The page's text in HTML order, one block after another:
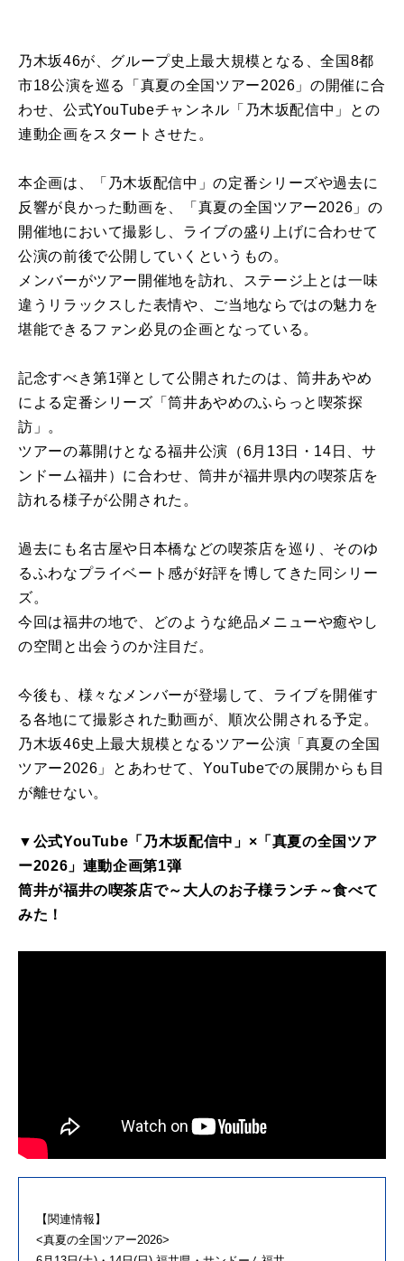
乃木坂46が、グループ史上最大規模となる、全国8都
市18公演を巡る「真夏の全国ツアー2026」の開催に合
わせ、公式YouTubeチャンネル「乃木坂配信中」との
連動企画をスタートさせた。
本企画は、「乃木坂配信中」の定番シリーズや過去に
反響が良かった動画を、「真夏の全国ツアー2026」の
開催地において撮影し、ライブの盛り上げに合わせて
公演の前後で公開していくというもの。
メンバーがツアー開催地を訪れ、ステージ上とは一味
違うリラックスした表情や、ご当地ならではの魅力を
堪能できるファン必見の企画となっている。
記念すべき第1弾として公開されたのは、筒井あやめ
による定番シリーズ「筒井あやめのふらっと喫茶探
訪」。
ツアーの幕開けとなる福井公演（6月13日・14日、サ
ンドーム福井）に合わせ、筒井が福井県内の喫茶店を
訪れる様子が公開された。
過去にも名古屋や日本橋などの喫茶店を巡り、そのゆ
るふわなプライベート感が好評を博してきた同シリー
ズ。
今回は福井の地で、どのような絶品メニューや癒やし
の空間と出会うのか注目だ。
今後も、様々なメンバーが登場して、ライブを開催す
る各地にて撮影された動画が、順次公開される予定。
乃木坂46史上最大規模となるツアー公演「真夏の全国
ツアー2026」とあわせて、YouTubeでの展開からも目
が離せない。
▼公式YouTube「乃木坂配信中」×「真夏の全国ツア
ー2026」連動企画第1弾
筒井が福井の喫茶店で～大人のお子様ランチ～食べて
みた！
【関連情報】
<真夏の全国ツアー2026>